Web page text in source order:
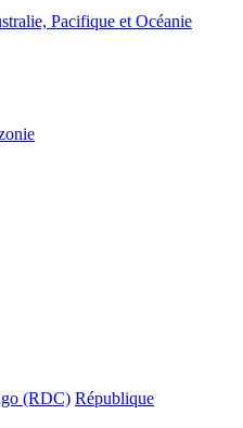
Pacifique et Océanie
(RDC) République